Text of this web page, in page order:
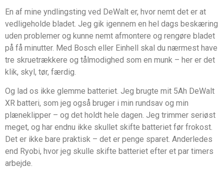
En af mine yndlingsting ved DeWalt er, hvor nemt det er at
vedligeholde bladet. Jeg gik igennem en hel dags beskæring
uden problemer og kunne nemt afmontere og rengøre bladet
på få minutter. Med Bosch eller Einhell skal du nærmest have
tre skruetrækkere og tålmodighed som en munk – her er det
klik, skyl, tør, færdig.
Og lad os ikke glemme batteriet. Jeg brugte mit 5Ah DeWalt
XR batteri, som jeg også bruger i min rundsav og min
plæneklipper – og det holdt hele dagen. Jeg trimmer seriøst
meget, og har endnu ikke skullet skifte batteriet før frokost.
Det er ikke bare praktisk – det er penge sparet. Anderledes
end Ryobi, hvor jeg skulle skifte batteriet efter et par timers
arbejde.